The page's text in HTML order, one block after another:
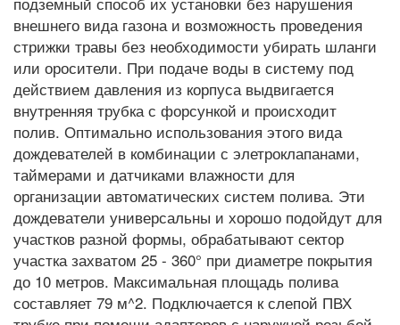
внешнего вида газона и возможность проведения
стрижки травы без необходимости убирать шланги
или оросители. При подаче воды в систему под
действием давления из корпуса выдвигается
внутренняя трубка с форсункой и происходит
полив. Оптимально использования этого вида
дождевателей в комбинации с элетроклапанами,
таймерами и датчиками влажности для
организации автоматических систем полива. Эти
дождеватели универсальны и хорошо подойдут для
участков разной формы, обрабатывают сектор
участка захватом 25 - 360° при диаметре покрытия
до 10 метров. Максимальная площадь полива
составляет 79 м^2. Подключается к слепой ПВХ